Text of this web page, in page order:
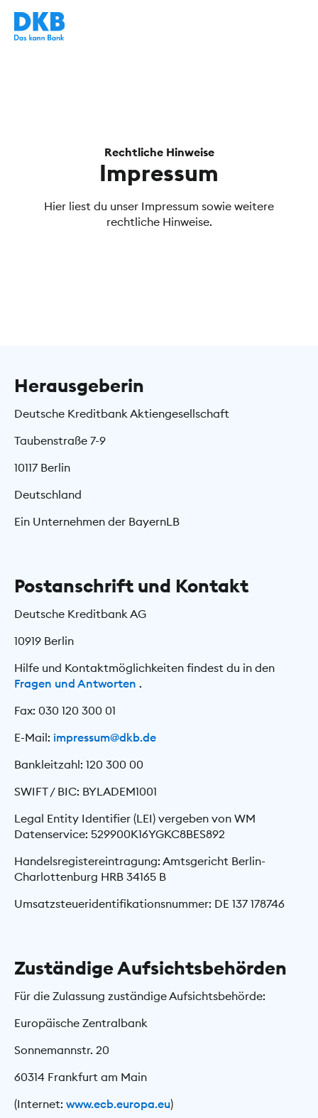
Rechtliche Hinweise
Impressum
Hier liest du unser Impressum sowie weitere
rechtliche Hinweise.
Herausgeberin
Deutsche Kreditbank Aktiengesellschaft
Taubenstraße 7-9
10117 Berlin
Deutschland
Ein Unternehmen der BayernLB
Postanschrift und Kontakt
Deutsche Kreditbank AG
10919 Berlin
Hilfe und Kontaktmöglichkeiten findest du in den
Fragen und Antworten .
Fax: 030 120 300 01
E-Mail: impressum@dkb.de
Bankleitzahl: 120 300 00
SWIFT / BIC: BYLADEM1001
Legal Entity Identifier (LEI) vergeben von WM
Datenservice: 529900K16YGKC8BES892
Handelsregistereintragung: Amtsgericht Berlin-
Charlottenburg HRB 34165 B
Umsatzsteueridentifikationsnummer: DE 137 178746
Zuständige Aufsichtsbehörden
Für die Zulassung zuständige Aufsichtsbehörde:
Europäische Zentralbank
Sonnemannstr. 20
60314 Frankfurt am Main
(Internet: www.ecb.europa.eu)